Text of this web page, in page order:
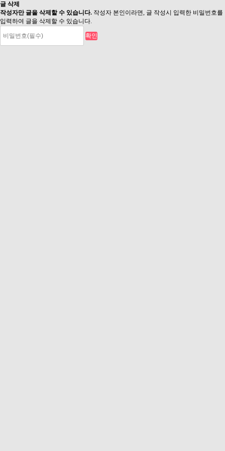
글 삭제
작성자만 글을 삭제할 수 있습니다. 작성자 본인이라면, 글 작성시 입력한 비밀번호를
입력하여 글을 삭제할 수 있습니다.